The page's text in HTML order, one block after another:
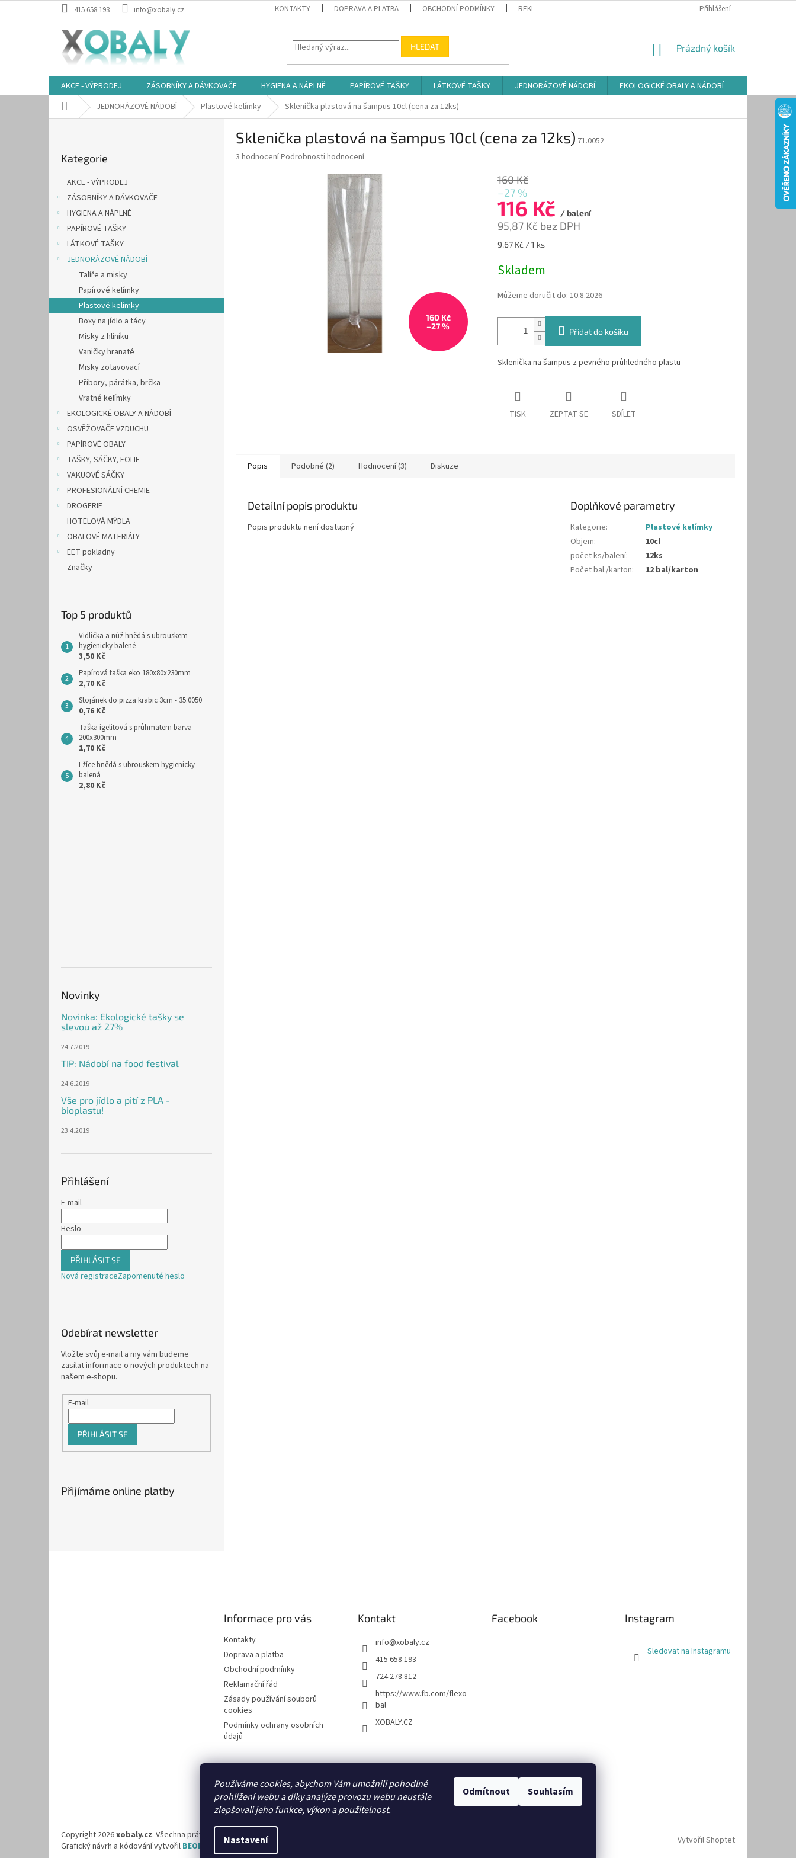
Používáme cookies, abychom Vám umožnili pohodlné
prohlížení webu a díky analýze provozu webu neustále
zlepšovali jeho funkce, výkon a použitelnost.
Nastavení
Odmítnout Souhlasím
na
415 658 193 info@xobaly.cz KONTAKTY DOPRAVA A PLATBA OBCHODNÍ PODMÍNKY REKLAMAČNÍ ŘÁD ZÁSADY POUŽÍVÁNÍ SOUBORŮ COOKIES
Přihlášení
HLEDAT
NÁKUPNÍ
Prázdný košík
AKCE - VÝPRODEJ ZÁSOBNÍKY A DÁVKOVAČE HYGIENA A NÁPLNĚ PAPÍROVÉ TAŠKY LÁTKOVÉ TAŠKY JEDNORÁZOVÉ NÁDOBÍ EKOLOGICKÉ OBALY A NÁDOBÍ
Domů JEDNORÁZOVÉ NÁDOBÍ Plastové kelímky Sklenička plastová na šampus 10cl (cena za 12ks)
l
kategorie
Kategorie
AKCE - VÝPRODEJ
ZÁSOBNÍKY A DÁVKOVAČE
HYGIENA A NÁPLNĚ
PAPÍROVÉ TAŠKY
LÁTKOVÉ TAŠKY
JEDNORÁZOVÉ NÁDOBÍ
Talíře a misky
Papírové kelímky
Plastové kelímky
Boxy na jídlo a tácy
Misky z hliníku
Vaničky hranaté
Misky zotavovací
Příbory, párátka, brčka
Vratné kelímky
EKOLOGICKÉ OBALY A NÁDOBÍ
OSVĚŽOVAČE VZDUCHU
PAPÍROVÉ OBALY
TAŠKY, SÁČKY, FOLIE
VAKUOVÉ SÁČKY
PROFESIONÁLNÍ CHEMIE
DROGERIE
HOTELOVÁ MÝDLA
OBALOVÉ MATERIÁLY
EET pokladny
Značky
Top 5 produktů
Vidlička a nůž hnědá s ubrouskem
hygienicky balené
3,50 Kč
Papírová taška eko 180x80x230mm
2,70 Kč
Stojánek do pizza krabic 3cm - 35.0050
0,76 Kč
Taška igelitová s průhmatem barva -
200x300mm
1,70 Kč
Lžíce hnědá s ubrouskem hygienicky
balená
2,80 Kč
Novinky
Novinka: Ekologické tašky se
slevou až 27%
24.7.2019
TIP: Nádobí na food festival
24.6.2019
Vše pro jídlo a pití z PLA -
bioplastu!
23.4.2019
Přihlášení
E-mail
Heslo
PŘIHLÁSIT SE
Nová registraceZapomenuté heslo
Odebírat newsletter
Vložte svůj e-mail a my vám budeme
zasílat informace o nových produktech na
našem e-shopu.
E-mail
PŘIHLÁSIT SE
Přijímáme online platby
Sklenička plastová na šampus 10cl (cena za 12ks) 71.0052
Průměrné
3 hodnoceníPodrobnosti hodnocení
160 Kč
–27 %
160 Kč
–27 %
116 Kč / balení
95,87 Kč bez DPH
Měrná
9,67 Kč / 1 ks
Skladem
Můžeme doručit do: 10.8.2026
Přidat do košíku
Sklenička na šampus z pevného průhledného plastu
TISK ZEPTAT SE SDÍLET
Popis Podobné (2) Hodnocení (3) Diskuze
Detailní popis produktu
Popis produktu není dostupný
Doplňkové parametry
Kategorie:
Plastové kelímky
Objem:
10cl
počet ks/balení:
12ks
Počet bal./karton: 12 bal/karton
Informace pro vás
Kontakty
Doprava a platba
Obchodní podmínky
Reklamační řád
Zásady používání souborů
cookies
Podmínky ochrany osobních
údajů
Kontakt
info@xobaly.cz
415 658 193
724 278 812
https://www.fb.com/flexo
bal
XOBALY.CZ
Facebook Instagram
Sledovat na Instagramu
FLEXOBAL KATRIN
Vytvořil Shoptet
Copyright 2026xobaly.cz. Všechna práva vyhrazena.
Grafický návrh a kódování vytvořil BEOM.cz